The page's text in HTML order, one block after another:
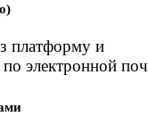
платформу и
по электронной